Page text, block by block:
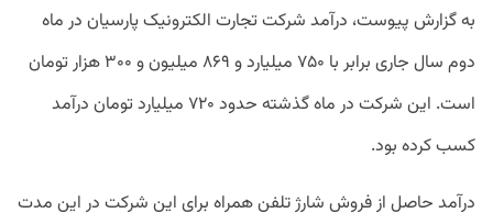
به گزارش پیوست، درآمد شرکت تجارت الکترونیک پارسیان در ماه
دوم سال جاری برابر با ۷۵۰ میلیارد و ۸۶۹ میلیون و ۳۰۰ هزار تومان
است. این شرکت در ماه گذشته حدود ۷۲۰ میلیارد تومان درآمد
کسب کرده بود.
درآمد حاصل از فروش شارژ تلفن همراه برای این شرکت در این مدت